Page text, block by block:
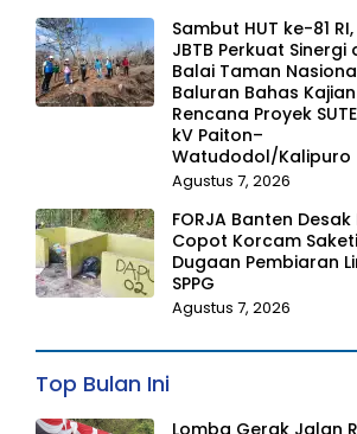
Sambut HUT ke-81 RI,
JBTB Perkuat Sinergi
Balai Taman
Baluran Bahas Kajian
Rencana Proyek
kV Paiton–
Watudodol/Kalipuro
Agustus 7, 2026
FORJA Banten Desak
Copot Korcam
Dugaan Pembiaran
SPPG
Agustus 7, 2026
Top Bulan Ini
Lomba Gerak Jalan